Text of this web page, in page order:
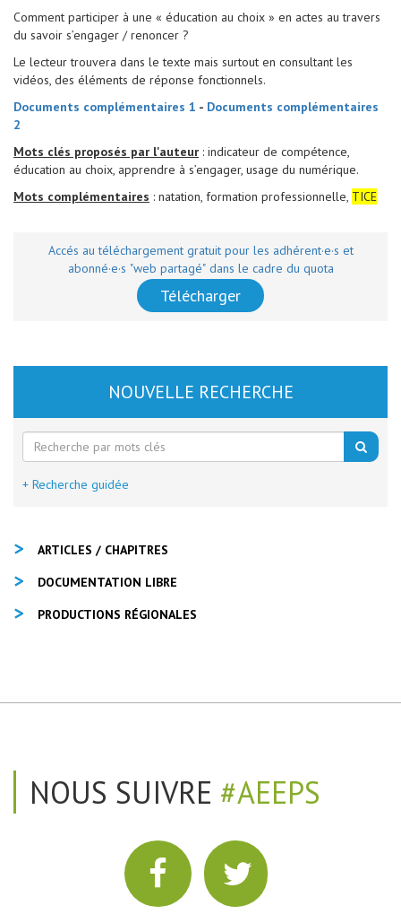
Comment participer à une « éducation au choix » en actes au travers
du savoir s’engager / renoncer ?
Le lecteur trouvera dans le texte mais surtout en consultant les
vidéos, des éléments de réponse fonctionnels.
Documents complémentaires 1 - Documents complémentaires
2
Mots clés proposés par l'auteur : indicateur de compétence,
éducation au choix, apprendre à s’engager, usage du numérique.
Mots complémentaires : natation, formation professionnelle, TICE
Accés au téléchargement gratuit pour les adhérent·e·s et
abonné·e·s "web partagé" dans le cadre du quota
Télécharger
NOUVELLE RECHERCHE
+ Recherche guidée
ARTICLES / CHAPITRES
DOCUMENTATION LIBRE
PRODUCTIONS RÉGIONALES
NOUS SUIVRE #AEEPS